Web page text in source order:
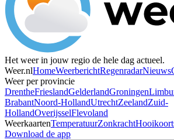
Het weer in jouw regio de hele dag actueel.
Weer.nlHomeWeerberichtRegenradarNieuws
Weer per provincie
DrentheFrieslandGelderlandGroningen
BrabantNoord-HollandUtrechtZeelandZuid-
HollandOverijsselFlevoland
WeerkaartenTemperatuurZonkracht
Download de app